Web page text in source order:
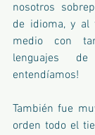
nosotros
de idioma, y al
medio con
lenguajes
entendíamos!
También fue
orden todo el